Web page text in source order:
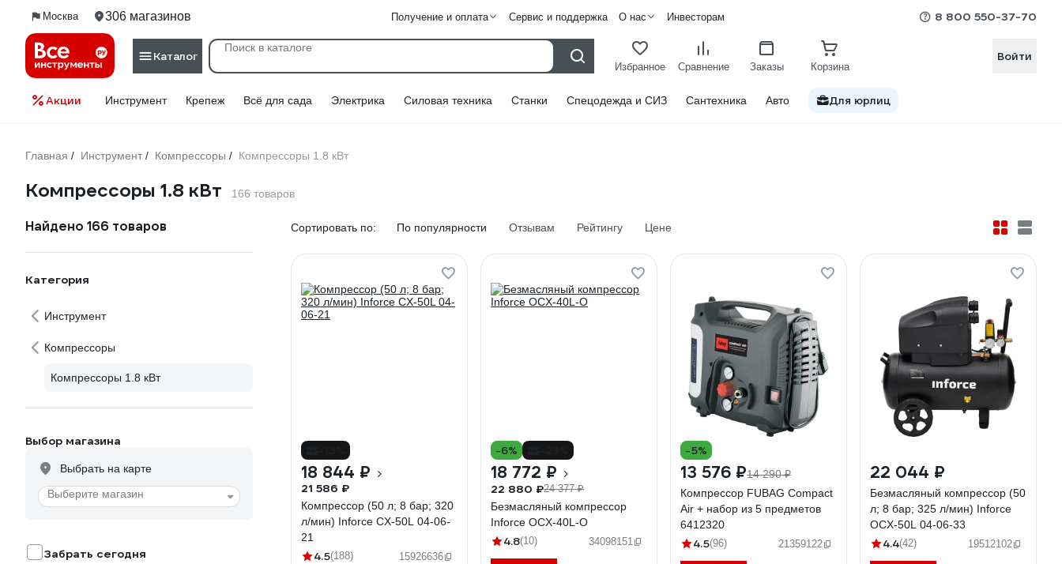
Москва 306 магазинов Получение и оплата Сервис и поддержка О нас Инвесторам 8 800 550-37-70
Каталог
Избранное Сравнение Заказы Корзина
Войти
Акции Инструмент Крепеж Всё для сада Электрика Силовая техника Станки Спецодежда и СИЗ Сантехника Авто Для юрлиц
Главная / Инструмент / Компрессоры / Компрессоры 1.8 кВт
Компрессоры 1.8 кВт 166 товаров
Найдено 166 товаров
Категория
Инструмент
Компрессоры
Компрессоры 1.8 кВт
Выбор магазина
Выбрать на карте
Выберите магазин
Забрать сегодня
Сортировать по: По популярности Отзывам Рейтингу Цене
18 844 ₽
21 586 ₽
Компрессор (50 л; 8 бар; 320
л/мин) Inforce CX-50L 04-06-
21
4.5(188) 15926636
-6%
18 772 ₽
22 880 ₽24 377 ₽
Безмасляный компрессор
Inforce OCX-40L-O
4.8(10) 34098151
-5%
13 576 ₽14 290 ₽
Компрессор FUBAG Compact
Air + набор из 5 предметов
6412320
4.5(96) 21359122
22 044 ₽
Безмасляный компрессор (50
л; 8 бар; 325 л/мин) Inforce
OCX-50L 04-06-33
4.4(42) 19512102